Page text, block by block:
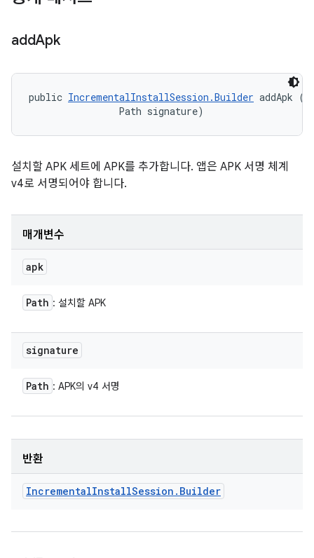
addApk
public IncrementalInstallSession.Builder addApk
                Path signature)
설치할 APK 세트에 APK를 추가합니다. 앱은 APK 서명 체계
v4로 서명되어야 합니다.
매개변수
apk
Path : 설치할 APK
signature
Path : APK의 v4 서명
반환
IncrementalInstallSession . Builder